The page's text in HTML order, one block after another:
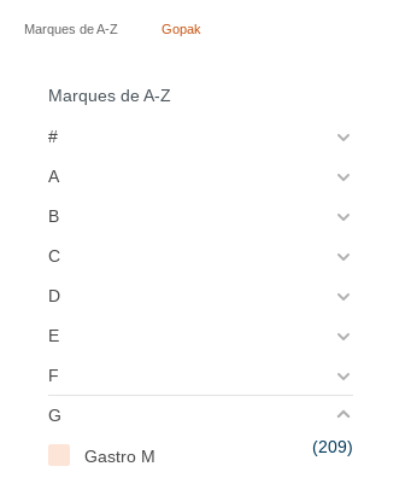
Marques de A-Z Gopak
Marques de A-Z
#
A
B
C
D
E
F
G
(209)
Gastro M